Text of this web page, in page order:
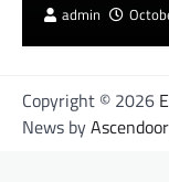
admin
Copyright © 2026
News byAscendoor